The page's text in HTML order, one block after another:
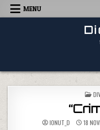
Skip to content
MENU
IONUT_D 18